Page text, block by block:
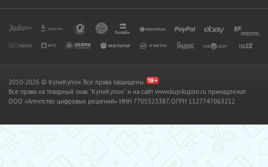
2010-2026 © КупиКупон. Все права защищены.
Все права на товарный знак "КупиКупон" и на сайт www.kupikupon.ru принадлежат
OOO «Агентство цифровых решений» ИНН 7705523387, ОГРН 1127747063212